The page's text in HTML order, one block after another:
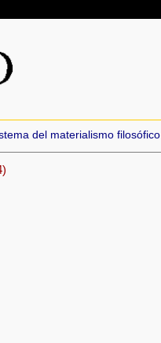
del materialismo filosófico